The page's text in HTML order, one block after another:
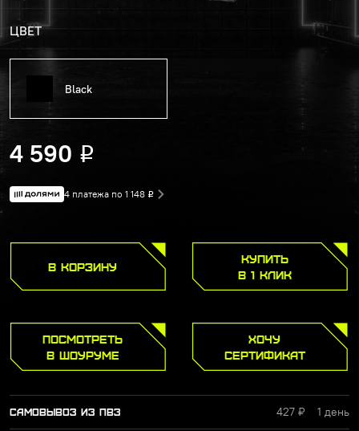
ЦВЕТ
Black
4 590 Р
4 платежа по 1 148 Р
В КОРЗИНУ
КУПИТЬ
В 1 КЛИК
ПОСМОТРЕТЬ
В ШОУРУМЕ
ХОЧУ
СЕРТИФИКАТ
САМОВЫВОЗ ИЗ ПВЗ 427 ₽ 1 день